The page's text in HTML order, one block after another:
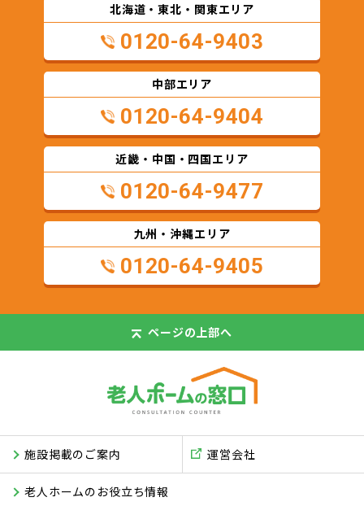
北海道・東北・関東エリア
0120-64-9403
中部エリア
0120-64-9404
近畿・中国・四国エリア
0120-64-9477
九州・沖縄エリア
0120-64-9405
ページの上部へ
施設掲載のご案内
老人ホームのお役立ち情報
運営会社